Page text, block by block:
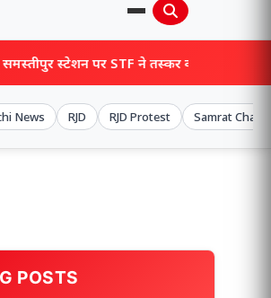
ने तस्कर को दबोचा, खुलेंगे बड़े राज!
News RJD RJD Protest Samrat
POSTS